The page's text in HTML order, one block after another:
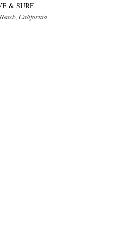
& SURF
California